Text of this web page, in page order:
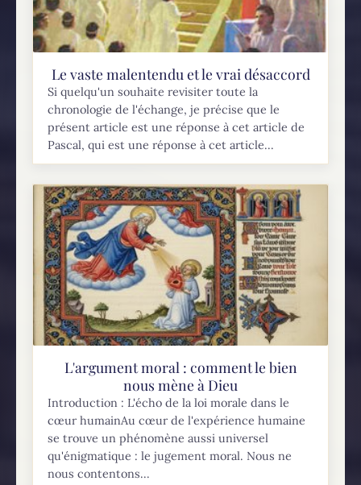
Le vaste malentendu et le vrai désaccord
Si quelqu'un souhaite revisiter toute la
chronologie de l'échange, je précise que le
présent article est une réponse à cet article de
Pascal, qui est une réponse à cet article...
L'argument moral : comment le bien
nous mène à Dieu
Introduction : L'écho de la loi morale dans le
cœur humainAu cœur de l'expérience humaine
se trouve un phénomène aussi universel
qu'énigmatique : le jugement moral. Nous ne
nous contentons...